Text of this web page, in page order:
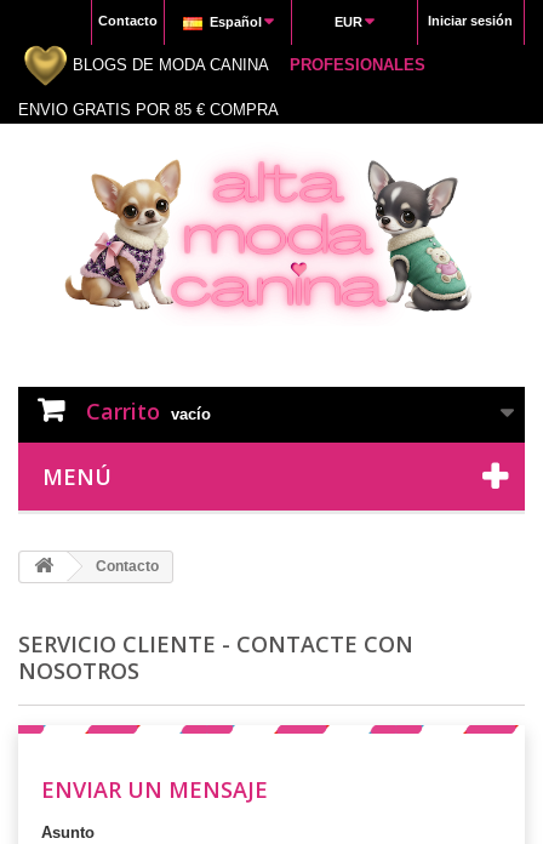
Iniciar sesión
EUR
Español
Contacto
BLOGS DE MODA CANINA PROFESIONALES
ENVIO GRATIS POR 85 € COMPRA
Carrito vacío
MENÚ
Contacto
SERVICIO CLIENTE - CONTACTE CON
NOSOTROS
ENVIAR UN MENSAJE
Asunto